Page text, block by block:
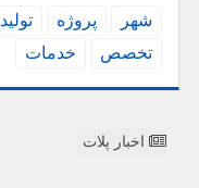
شهر پروژه تولید
تخصص
خدمات
اخبار پلات